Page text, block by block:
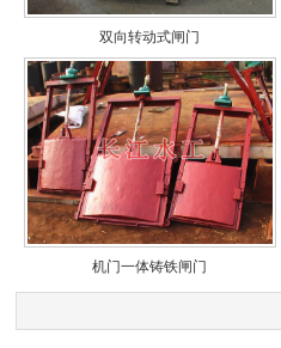
双向转动式闸门
机门一体铸铁闸门